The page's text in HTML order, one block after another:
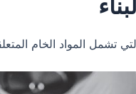
تشمل المواد الخام